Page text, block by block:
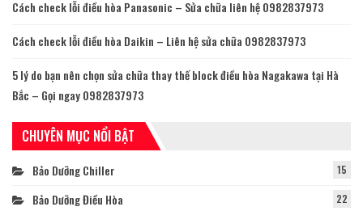
Cách check lỗi điều hòa Panasonic – Sửa chữa liên hệ 0982837973
Cách check lỗi điều hòa Daikin – Liên hệ sửa chữa 0982837973
5 lý do bạn nên chọn sửa chữa thay thế block điều hòa Nagakawa tại Hà
Bắc – Gọi ngay 0982837973
CHUYÊN MỤC NỔI BẬT
Bảo Dưỡng Chiller 15
Bảo Dưỡng Điều Hòa 22